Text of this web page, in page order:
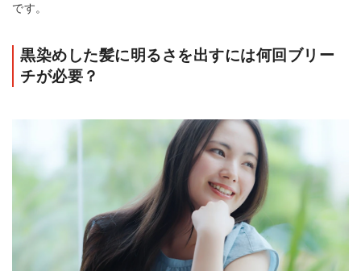
です。
黒染めした髪に明るさを出すには何回ブリー
チが必要？